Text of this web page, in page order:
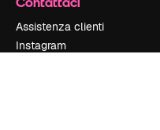
Assistenza clienti
Instagram